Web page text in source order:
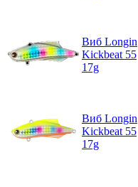
Виб Longin
Kickbeat 55
17g
Виб Longin
Kickbeat 55
17g